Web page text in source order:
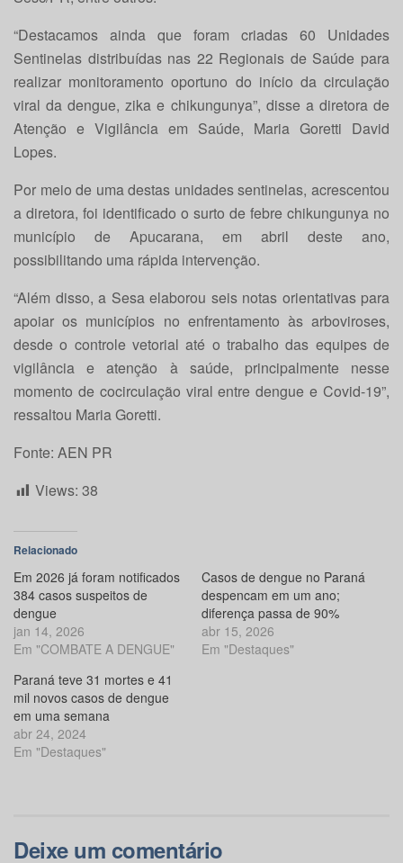
“Destacamos ainda que foram criadas 60 Unidades
Sentinelas distribuídas nas 22 Regionais de Saúde para
realizar monitoramento oportuno do início da circulação
viral da dengue, zika e chikungunya”, disse a diretora de
Atenção e Vigilância em Saúde, Maria Goretti David
Lopes.
Por meio de uma destas unidades sentinelas, acrescentou
a diretora, foi identificado o surto de febre chikungunya no
município de Apucarana, em abril deste ano,
possibilitando uma rápida intervenção.
“Além disso, a Sesa elaborou seis notas orientativas para
apoiar os municípios no enfrentamento às arboviroses,
desde o controle vetorial até o trabalho das equipes de
vigilância e atenção à saúde, principalmente nesse
momento de cocirculação viral entre dengue e Covid-19”,
ressaltou Maria Goretti.
Fonte: AEN PR
Views: 38
Relacionado
Em 2026 já foram notificados
384 casos suspeitos de
dengue
jan 14, 2026
Em "COMBATE A DENGUE"
Casos de dengue no Paraná
despencam em um ano;
diferença passa de 90%
abr 15, 2026
Em "Destaques"
Paraná teve 31 mortes e 41
mil novos casos de dengue
em uma semana
abr 24, 2024
Em "Destaques"
Deixe um comentário